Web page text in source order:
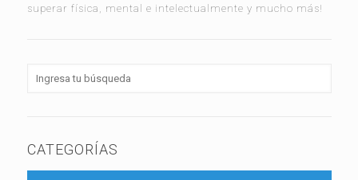
superar física, mental e intelectualmente y mucho más!
CATEGORÍAS